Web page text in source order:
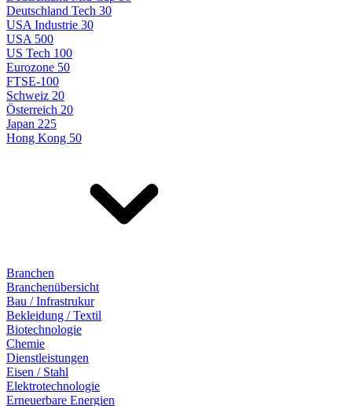
Deutschland Tech 30
USA Industrie 30
USA 500
US Tech 100
Eurozone 50
FTSE-100
Schweiz 20
Österreich 20
Japan 225
Hong Kong 50
Branchen
Branchenübersicht
Bau / Infrastrukur
Bekleidung / Textil
Biotechnologie
Chemie
Dienstleistungen
Eisen / Stahl
Elektrotechnologie
Erneuerbare Energien